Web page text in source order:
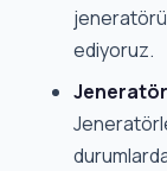
ediyoruz.